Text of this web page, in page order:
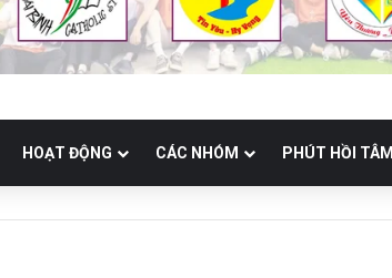
HOẠT ĐỘNG CÁC NHÓM PHÚT HỒI TÂM